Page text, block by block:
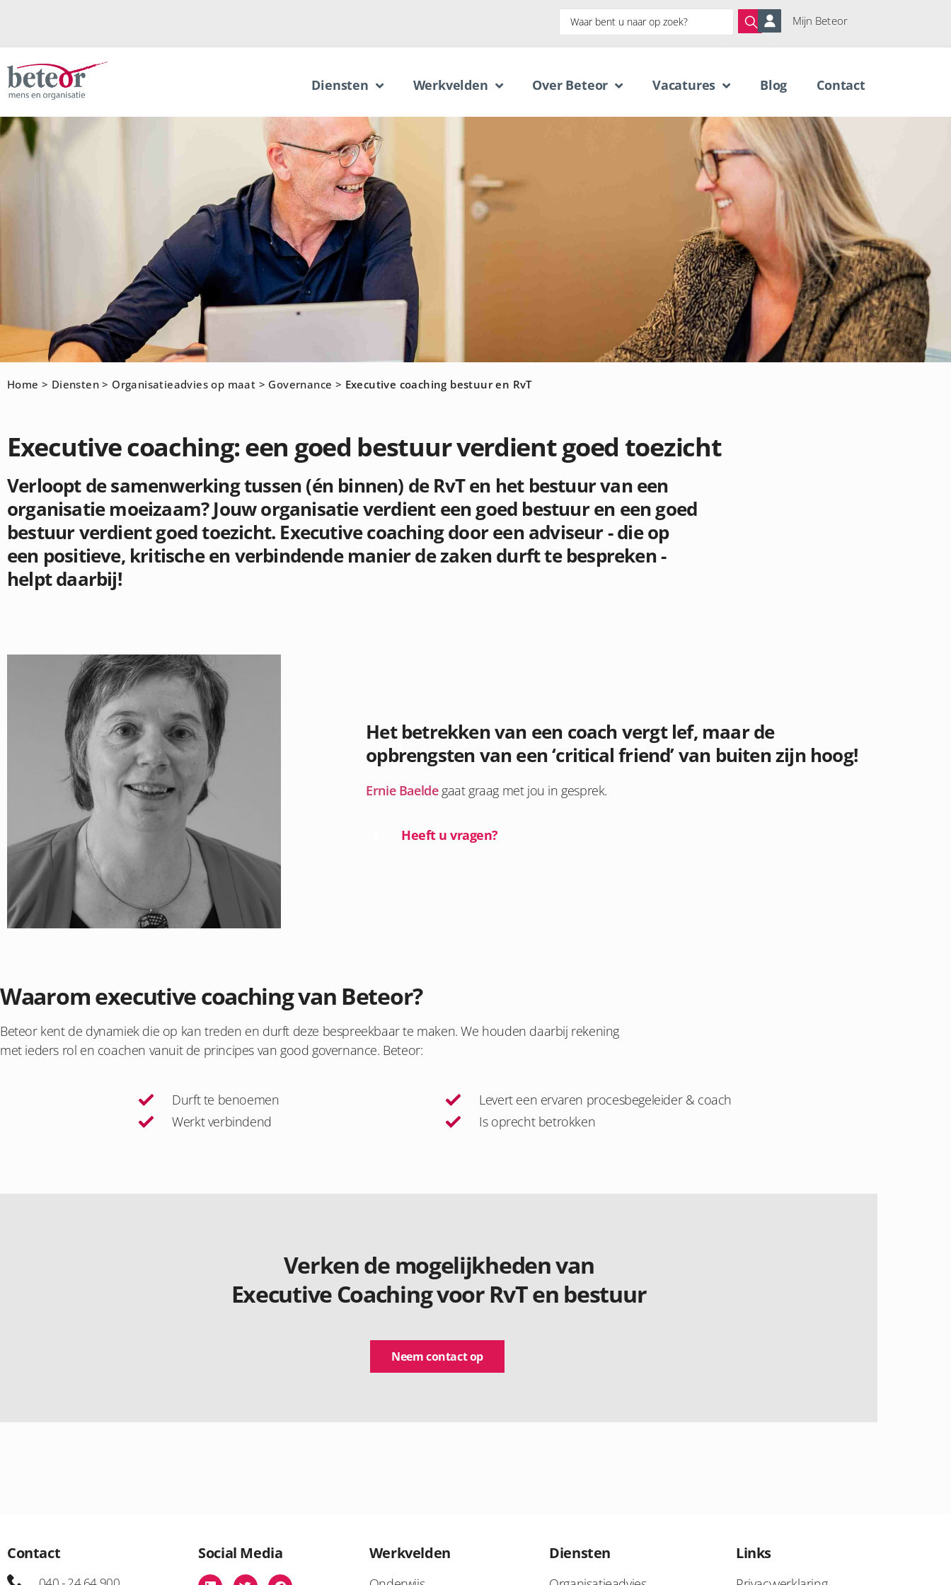
Mijn Beteor
Diensten Werkvelden Over Beteor Vacatures Blog Contact
Home > Diensten > Organisatieadvies op maat > Governance > Executive coaching bestuur en RvT
Executive coaching: een goed bestuur verdient goed toezicht
Verloopt de samenwerking tussen (én binnen) de RvT en het bestuur van een
organisatie moeizaam? Jouw organisatie verdient een goed bestuur en een goed
bestuur verdient goed toezicht. Executive coaching door een adviseur - die op
een positieve, kritische en verbindende manier de zaken durft te bespreken -
helpt daarbij!
Het betrekken van een coach vergt lef, maar de
opbrengsten van een ‘critical friend’ van buiten zijn hoog!
Ernie Baeldegaat graag met jou in gesprek.
Heeft u vragen?
Waarom executive coaching van Beteor?
Beteor kent de dynamiek die op kan treden en durft deze bespreekbaar te maken. We houden daarbij rekening
met ieders rol en coachen vanuit de principes van good governance. Beteor:
Durft te benoemen
Werkt verbindend
Levert een ervaren procesbegeleider & coach
Is oprecht betrokken
Verken de mogelijkheden van
Executive Coaching voor RvT en bestuur
Neem contact op
Contact Social Media Werkvelden Diensten Links